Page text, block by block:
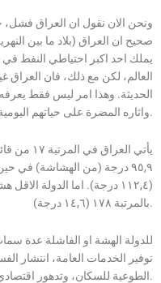
ونحن الان نقول ان العراق فشل،
صحيح ان العراق (بلاد ما بين
يملك احد اكبر احتياطي النفط
العالم، لكن مع ذلك، فان العراق
الحديثة. وهذا امر ليس فقط يعرفه
واثاره المضرة على حياتهم اليومية.
يأتي
٩٥,٩ درجة (من الهشاشة) في
(١١٢,٤ درجة). اما الدولة
بالمرتبة ١٧٨ (١٤,٦ درجة).
للدولة الهشة او الفاشلة عدة
توفير الخدمات العامة، انتشار
الطوعية للسكان، وتدهور اقتصادي حاد وهكذا.